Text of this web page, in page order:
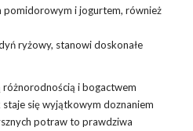
pomidorowym i jogurtem, również
ryżowy, stanowi doskonałe
różnorodnością i bogactwem
staje się wyjątkowym doznaniem
potraw to prawdziwa